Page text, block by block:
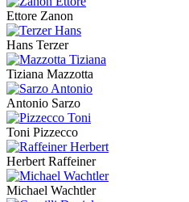
Ettore Zanon
Hans Terzer
Tiziana Mazzotta
Antonio Sarzo
Toni Pizzecco
Herbert Raffeiner
Michael Wachtler